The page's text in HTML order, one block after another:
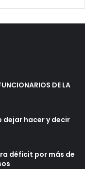
DE LA
dejar hacer y decir
déficit por más de